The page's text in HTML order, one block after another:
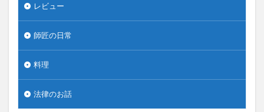
レビュー
師匠の日常
料理
法律のお話